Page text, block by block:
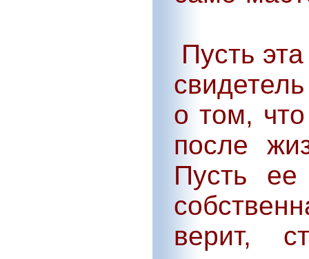
Пусть
о том,
после
Пусть ее
верит,